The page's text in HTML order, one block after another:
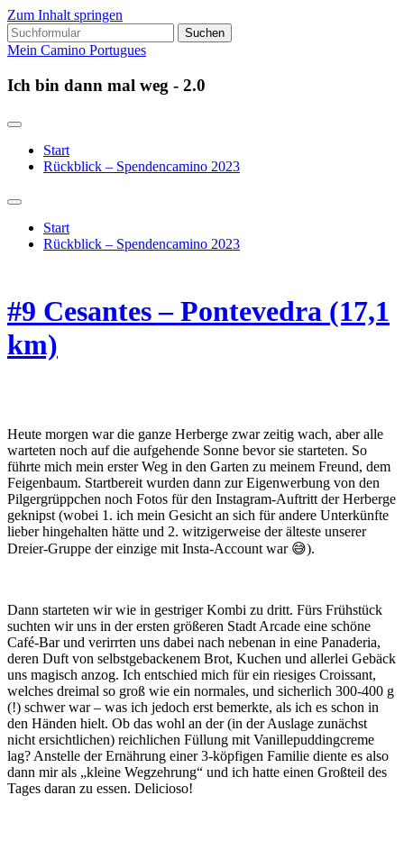
Zum Inhalt springen
Suchen
nach:
Mein Camino Portugues
Ich bin dann mal weg - 2.0
Start
Rückblick – Spendencamino 2023
Suchfeld
ein-/ausblenden
Start
Rückblick – Spendencamino 2023
#9 Cesantes – Pontevedra (17,1
km)
Heute morgen war die ganze Herberge zwar zeitig wach, aber alle
warteten noch auf die aufgehende Sonne bevor sie starteten. So
führte mich mein erster Weg in den Garten zu meinem Freund, dem
Feigenbaum. Startbereit wurden dann zur Eigenwerbung von den
Pilgergrüppchen noch Fotos für den Instagram-Auftritt der Herberge
geknipst (wobei 1. ich mein Gesicht an sich für andere Unterkünfte
lieber hingehalten hätte und 2. witzigerweise der älteste unserer
Dreier-Gruppe der einzige mit Insta-Account war 😅).
Dann starteten wir wie in gestriger Kombi zu dritt. Fürs Frühstück
suchten wir uns in der ersten größeren Stadt Arcade eine schöne
Café-Bar und verirrten uns dabei nach nebenan in eine Panaderia,
deren Duft von selbstgebackenem Brot, Kuchen und allerlei Gebäck
uns magisch anzog. Ich entschied mich für ein riesiges Croissant,
welches dreimal so groß wie ein normales, und sicherlich 300-400 g
(!) schwer war – was ich jedoch erst bemerkte, als ich es schon in
den Händen hielt. Ob das wohl an der (in der Auslage zunächst
nicht ersichtlichen) reichlichen Füllung mit Vanillepuddingcreme
lag? Anstelle der Ernährung einer 3-köpfigen Familie diente es also
dann mir als „kleine Wegzehrung“ und ich hatte einen Großteil des
Tages daran zu essen. Delicioso!